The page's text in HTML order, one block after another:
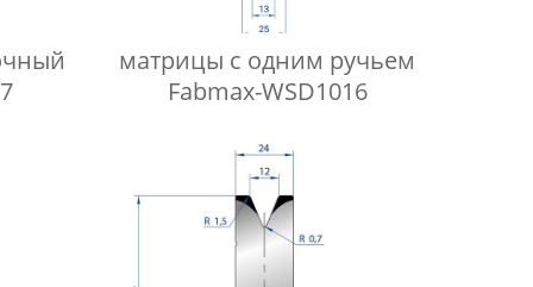
матрицы с одним ручьем
Fabmax-WSD1016